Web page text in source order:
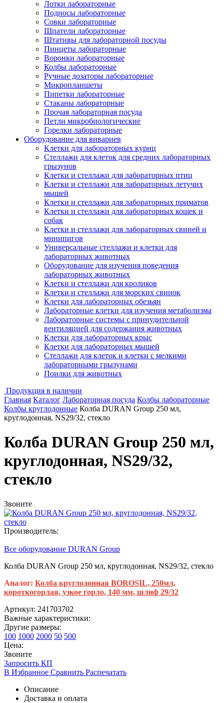
Лотки лабораторные
Подносы лабораторные
Совки лабораторные
Шпатели лабораторные
Штативы для лабораторной посуды
Пинцеты лабораторные
Воронки лабораторные
Колбы лабораторные
Ручные дозаторы лабораторные
Микропланшеты
Пипетки лабораторные
Стаканы лабораторные
Прочая лабораторная посуда
Петли микробиологические
Горелки лабораторные
Оборудование для вивариев
Клетки для лабораторных куриц
Стеллажи для клеток для средних лабораторных
грызунов
Клетки и стеллажи для лабораторных птиц
Клетки и стеллажи для лабораторных летучих
мышей
Клетки и стеллажи для лабораторных приматов
Клетки и стеллажи для лабораторных кошек и
собак
Клетки и стеллажи для лабораторных свиней и
минипигов
Универсальные стеллажи и клетки для
лабораторных животных
Оборудование для изучения поведения
лабораторных животных
Клетки и стеллажи для кроликов
Клетки и стеллажи для морских свинок
Клетки для лабораторных обезьян
Лабораторные клетки для изучения метаболизма
Лабораторные системы с принудительной
вентиляцией для содержания животных
Клетки для лабораторных крыс
Клетки для лабораторных мышей
Стеллажи для клеток и клетки с мелкими
лабораторными грызунами
Поилки для животных
Продукция в наличии
Главная Каталог Лабораторная посуда Колбы лабораторные
Колбы круглодонные Колба DURAN Group 250 мл,
круглодонная, NS29/32, стекло
Колба DURAN Group 250 мл,
круглодонная, NS29/32,
стекло
Звоните
Производитель:
Все оборудование DURAN Group
Колба DURAN Group 250 мл, круглодонная, NS29/32, стекло
Аналог: Колба круглодонная BOROSIL, 250мл,
короткогорлая, узкое горло, 140 мм, шлиф 29/32
Артикул: 241703702
Важные характеристики:
Другие размеры:
100 1000 2000 50 500
Цена:
Звоните
Запросить КП
В Избранное Сравнить Распечатать
Описание
Доставка и оплата